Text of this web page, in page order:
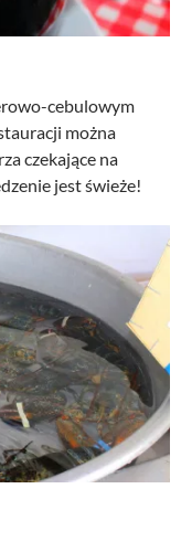
cebulowym
można
czekające na
jest świeże!